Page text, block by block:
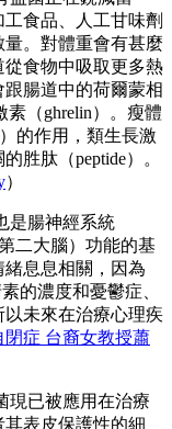
食品、人工甘味劑
。對體重會有甚麼
食物中吸取更多熱
腸道中的荷爾蒙相
（ghrelin）。瘦體
的作用，類生長激
胜肽（peptide）。
）
是腸神經系統
第二大腦）功能的基
息息相關，因為
的濃度和憂鬱症、
未來在治療心理疾
閉症 台裔女教授蕭
現已被應用在治療
表皮保護性的細